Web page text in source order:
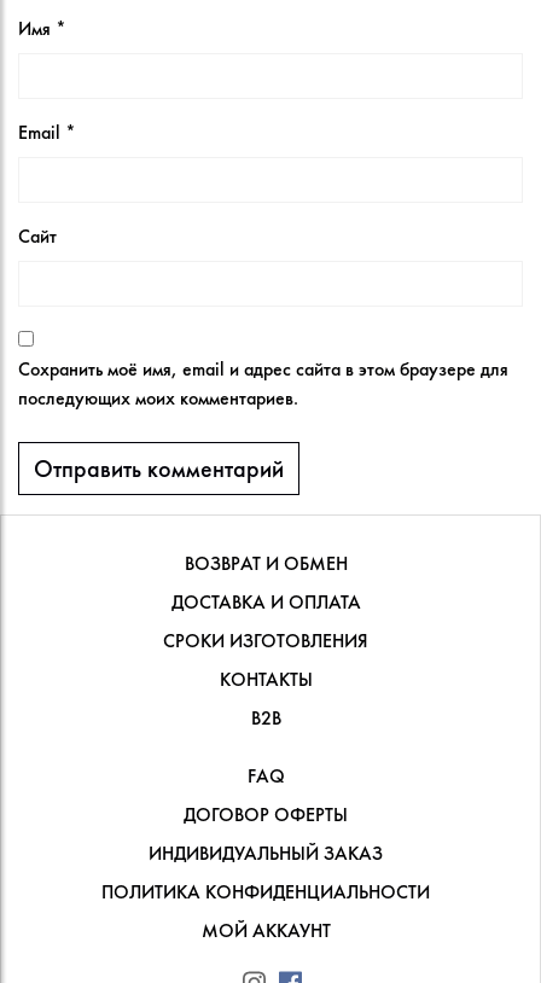
Имя *
Email *
Сайт
Сохранить моё имя, email и адрес сайта в этом браузере для
последующих моих комментариев.
ВОЗВРАТ И ОБМЕН
ДОСТАВКА И ОПЛАТА
СРОКИ ИЗГОТОВЛЕНИЯ
КОНТАКТЫ
В2В
FAQ
ДОГОВОР ОФЕРТЫ
ИНДИВИДУАЛЬНЫЙ ЗАКАЗ
ПОЛИТИКА КОНФИДЕНЦИАЛЬНОСТИ
МОЙ АККАУНТ